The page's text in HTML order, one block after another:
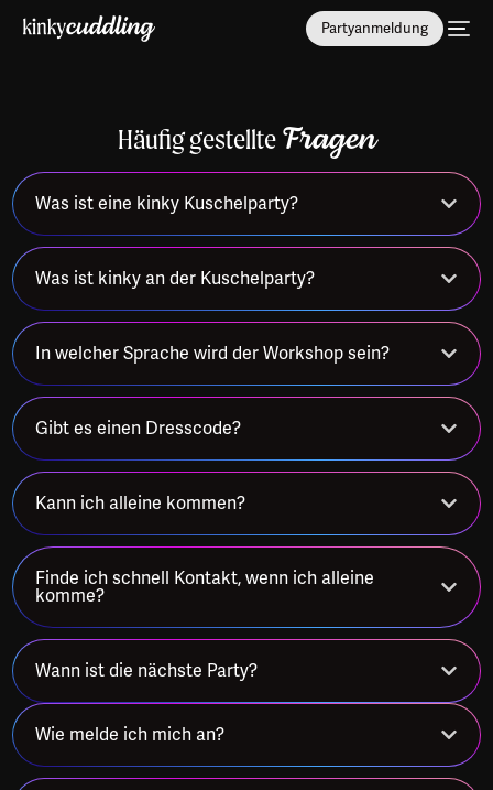
Partyanmeldung
Häufig gestellte Fragen
Was ist eine kinky Kuschelparty?
Was ist kinky an der Kuschelparty?
In welcher Sprache wird der Workshop sein?
Gibt es einen Dresscode?
Kann ich alleine kommen?
Finde ich schnell Kontakt, wenn ich alleine
komme?
Wann ist die nächste Party?
Wie melde ich mich an?